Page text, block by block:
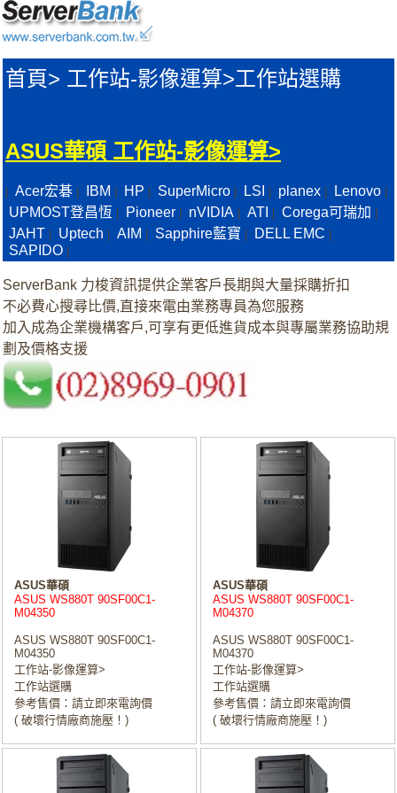
首頁> 工作站-影像運算>工作站選購
ASUS華碩 工作站-影像運算>
Acer宏碁 IBM HP SuperMicro LSI planex Lenovo
UPMOST登昌恆 Pioneer nVIDIA ATI Corega可瑞加
JAHT Uptech AIM Sapphire藍寶 DELL EMC
SAPIDO
ServerBank 力梭資訊提供企業客戶長期與大量採購折扣
不必費心搜尋比價,直接來電由業務專員為您服務
加入成為企業機構客戶,可享有更低進貨成本與專屬業務協助規
劃及價格支援
ASUS華碩
ASUS WS880T 90SF00C1-
M04350
ASUS WS880T 90SF00C1-
M04350
工作站-影像運算>
工作站選購
參考售價：請立即來電詢價
( 破壞行情廠商施壓！)
ASUS華碩
ASUS WS880T 90SF00C1-
M04370
ASUS WS880T 90SF00C1-
M04370
工作站-影像運算>
工作站選購
參考售價：請立即來電詢價
( 破壞行情廠商施壓！)